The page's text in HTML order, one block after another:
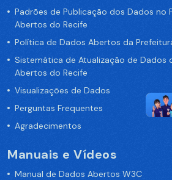
Padrões de Publicação dos Dados no
Abertos do Recife
Política de Dados Abertos da
Sistemática de Atualização de Dados
Abertos do Recife
Visualizações de Dados
Perguntas Frequentes
Agradecimentos
Manuais e Vídeos
Manual de Dados Abertos W3C